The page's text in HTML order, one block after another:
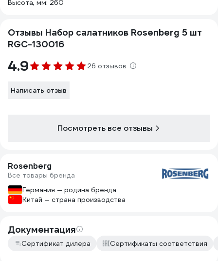
Высота, мм: 260
Отзывы Набор салатников Rosenberg 5 шт
RGC-130016
4.9 26 отзывов
Написать отзыв
Посмотреть все отзывы
Rosenberg
Все товары бренда
Германия — родина бренда
Китай — страна производства
Документация
Сертификат дилера Сертификаты соответствия